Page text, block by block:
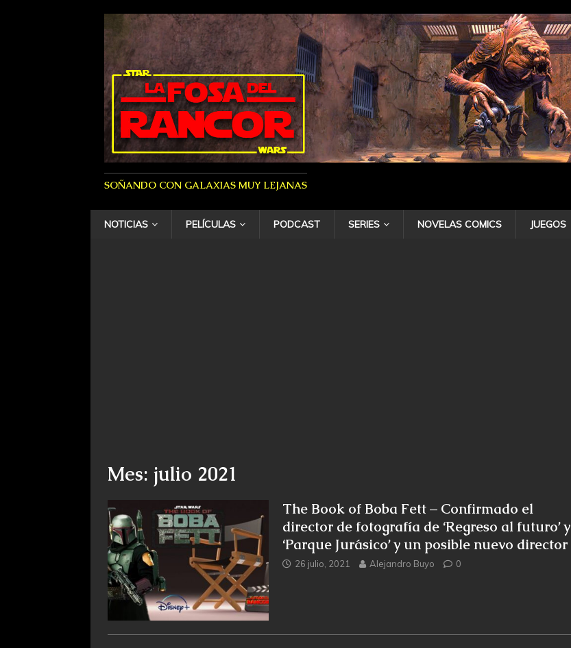
SOÑANDO CON GALAXIAS MUY LEJANAS
NOTICIAS PELÍCULAS PODCAST SERIES NOVELAS COMICS JUEGOS
Mes: julio 2021
The Book of Boba Fett – Confirmado el
director de fotografía de ‘Regreso al futuro’ y
‘Parque Jurásico’ y un posible nuevo director
26 julio, 2021 Alejandro Buyo 0